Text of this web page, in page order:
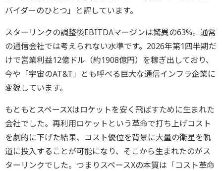
バイダーのひとつ」と評しています。
スターリンクの調整後EBITDAマージンは驚異の63%。通常
の通信会社では考えられない水準です。2026年第1四半期だ
けで営業利益12億ドル（約1908億円）を稼ぎ出しており、
今や「宇宙のAT&T」とも呼べる巨大な通信インフラ企業に
変貌しています。
もともとスペースXはロケットを安く飛ばすために生まれた
会社でした。再利用ロケットという革命で打ち上げコスト
を劇的に下げた結果、コスト優位を背景に大量の衛星を軌
道に投入することが可能になり、そこから生まれたのがス
ターリンクでした。つまりスペースXの本質は「コスト革命